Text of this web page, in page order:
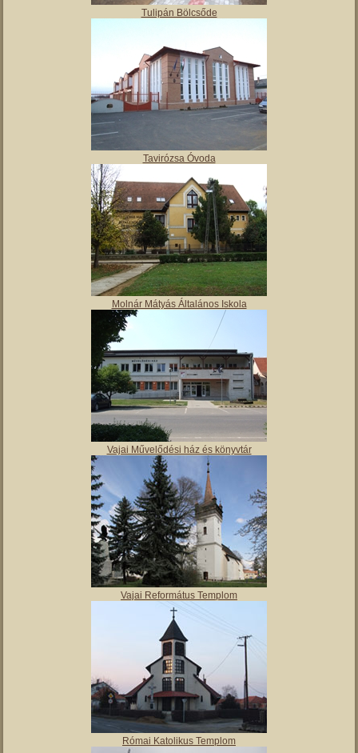
Tulipán Bölcsőde
Tavirózsa Óvoda
Molnár Mátyás Általános Iskola
Vajai Művelődési ház és könyvtár
Vajai Református Templom
Római Katolikus Templom